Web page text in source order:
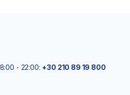
- 22:00: +30 210 89 19 800